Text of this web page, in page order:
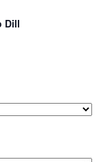
Dill